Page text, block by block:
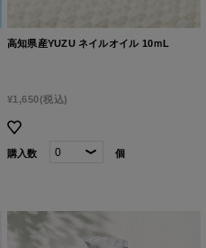
高知県産YUZU ネイルオイル 10ｍL
¥1,650(税込)
購入数 個